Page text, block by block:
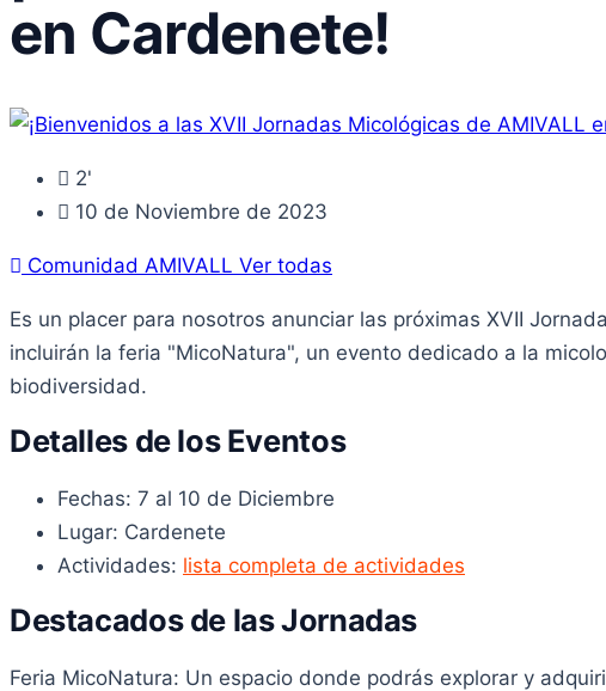
en Cardenete!
2'
10 de Noviembre de 2023
Comunidad AMIVALL Ver todas
Es un placer para nosotros anunciar las próximas XVII
incluirán la feria "MicoNatura", un evento dedicado a la
biodiversidad.
Detalles de los Eventos
Fechas: 7 al 10 de Diciembre
Lugar: Cardenete
Actividades: lista completa de actividades
Destacados de las Jornadas
Feria MicoNatura: Un espacio donde podrás explorar y